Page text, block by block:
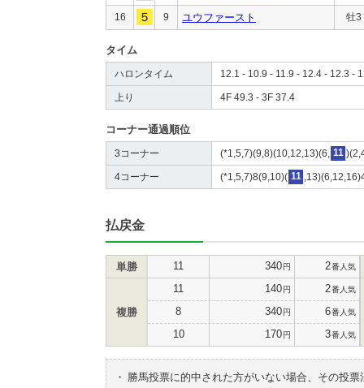
16 9 ユウファースト 牡3
タイム
ハロンタイム 12.1 - 10.9 - 11.9 - 12.4 - 12.3 -
上り 4F 49.3 - 3F 37.4
コーナー通過順位
3コーナー (*1,5,7)(9,8)(10,12,13)(6, 11
4コーナー (*1,5,7)8(9,10)( 11
払戻金
単勝 11 340円 2番人気
複勝
11 140円 2番人気
8 340円 6番人気
10 170円 3番人気
・
勝馬投票に的中された方がいない場合、その投